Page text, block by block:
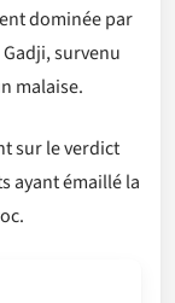
dominée par
survenu
malaise.
sur le verdict
ayant émaillé la